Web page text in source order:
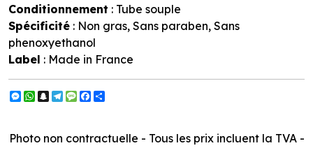
Conditionnement : Tube souple
Spécificité : Non gras, Sans paraben, Sans
phenoxyethanol
Label : Made in France
Messenger
WhatsApp
Snapchat
Telegram
Message
Facebook
Photo non contractuelle - Tous les prix incluent la TVA -